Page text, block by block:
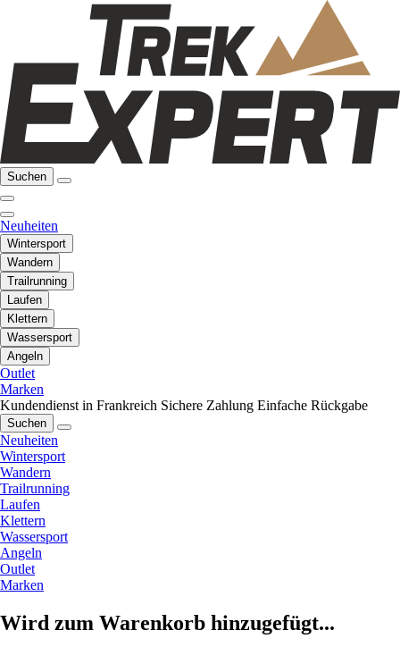
Suchen
Neuheiten
Wintersport
Wandern
Trailrunning
Laufen
Klettern
Wassersport
Angeln
Outlet
Marken
Kundendienst in Frankreich Sichere Zahlung Einfache Rückgabe
Suchen
Neuheiten
Wintersport
Wandern
Trailrunning
Laufen
Klettern
Wassersport
Angeln
Outlet
Marken
Wird zum Warenkorb hinzugefügt...